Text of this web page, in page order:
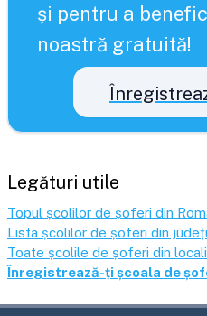
și pentru a
noastră gratuită!
Legături utile
Topul școlilor de șoferi din
Lista școlilor de șoferi din
Toate școlile de șoferi din
Înregistrează-ți școala de